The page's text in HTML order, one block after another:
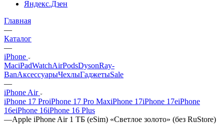
Яндекс.Дзен
Главная
—
Каталог
—
iPhone
MaciPadWatchAirPodsDysonRay-
BanАксессуарыЧехлыГаджетыSale
—
iPhone Air
iPhone 17 ProiPhone 17 Pro MaxiPhone 17iPhone 17eiPhone
16eiPhone 16iPhone 16 Plus
—Apple iPhone Air 1 ТБ (eSim) «Светлое золото» (без RuStore)